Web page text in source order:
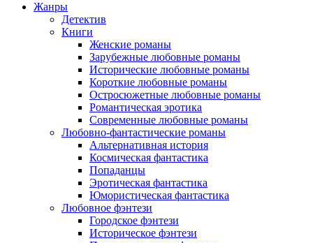
Жанры
Детектив
Книги
Женские романы
Зарубежные любовные романы
Исторические любовные романы
Короткие любовные романы
Остросюжетные любовные романы
Романтическая эротика
Современные любовные романы
Любовно-фантастические романы
Альтернативная история
Космическая фантастика
Попаданцы
Эротическая фантастика
Юмористическая фантастика
Любовное фэнтези
Городское фэнтези
Историческое фэнтези